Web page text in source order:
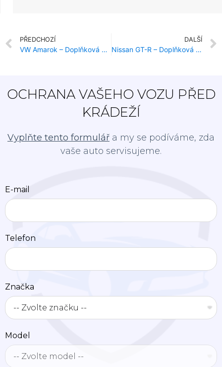
PŘEDCHOZÍ
VW Amarok – Doplňková ochrana proti krádeži
DALŠÍ
Nissan GT-R – Doplňková ochrana proti krádeži
OCHRANA VAŠEHO VOZU PŘED
KRÁDEŽÍ
Vyplňte tento formulář a my se podíváme, zda
vaše auto servisujeme.
E-mail
Telefon
Značka
Model